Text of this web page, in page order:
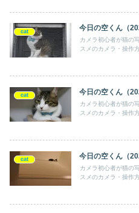
cat 今日の空くん（
カメラ初心者が猫の
スメのカメラ・操作
cat 今日の空くん（
カメラ初心者が猫の
スメのカメラ・操作
cat 今日の空くん（
カメラ初心者が猫の
スメのカメラ・操作